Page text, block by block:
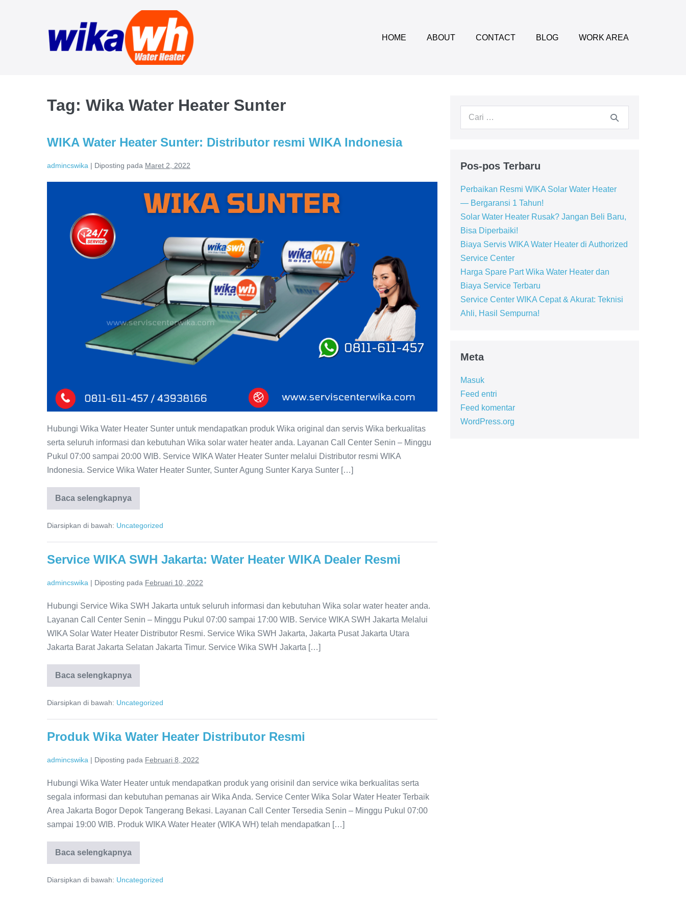
HOME ABOUT CONTACT BLOG WORK AREA
Tag: Wika Water Heater Sunter
WIKA Water Heater Sunter: Distributor resmi WIKA Indonesia
admincswika | Diposting pada Maret 2, 2022
Sunter:
Distributor
Hubungi Wika Water Heater Sunter untuk mendapatkan produk Wika original dan servis Wika berkualitas
serta seluruh informasi dan kebutuhan Wika solar water heater anda. Layanan Call Center Senin – Minggu
Pukul 07:00 sampai 20:00 WIB. Service WIKA Water Heater Sunter melalui Distributor resmi WIKA
Indonesia. Service Wika Water Heater Sunter, Sunter Agung Sunter Karya Sunter […]
Baca selengkapnya
WIKA
Water
Sunter:
resmi
Indonesia
Diarsipkan di bawah: Uncategorized
Service WIKA SWH Jakarta: Water Heater WIKA Dealer Resmi
admincswika | Diposting pada Februari 10, 2022
Hubungi Service Wika SWH Jakarta untuk seluruh informasi dan kebutuhan Wika solar water heater anda.
Layanan Call Center Senin – Minggu Pukul 07:00 sampai 17:00 WIB. Service WIKA SWH Jakarta Melalui
WIKA Solar Water Heater Distributor Resmi. Service Wika SWH Jakarta, Jakarta Pusat Jakarta Utara
Jakarta Barat Jakarta Selatan Jakarta Timur. Service Wika SWH Jakarta […]
Baca selengkapnya
Service
WIKA
Jakarta:
Heater
Dealer
Diarsipkan di bawah: Uncategorized
Produk Wika Water Heater Distributor Resmi
admincswika | Diposting pada Februari 8, 2022
Hubungi Wika Water Heater untuk mendapatkan produk yang orisinil dan service wika berkualitas serta
segala informasi dan kebutuhan pemanas air Wika Anda. Service Center Wika Solar Water Heater Terbaik
Area Jakarta Bogor Depok Tangerang Bekasi. Layanan Call Center Tersedia Senin – Minggu Pukul 07:00
sampai 19:00 WIB. Produk WIKA Water Heater (WIKA WH) telah mendapatkan […]
Baca selengkapnya
Produk
Wika
Heater
Diarsipkan di bawah: Uncategorized
Pencarian
Pos-pos Terbaru
Perbaikan Resmi WIKA Solar Water Heater
— Bergaransi 1 Tahun!
Solar Water Heater Rusak? Jangan Beli Baru,
Bisa Diperbaiki!
Biaya Servis WIKA Water Heater di Authorized
Service Center
Harga Spare Part Wika Water Heater dan
Biaya Service Terbaru
Service Center WIKA Cepat & Akurat: Teknisi
Ahli, Hasil Sempurna!
Meta
Masuk
Feed entri
Feed komentar
WordPress.org